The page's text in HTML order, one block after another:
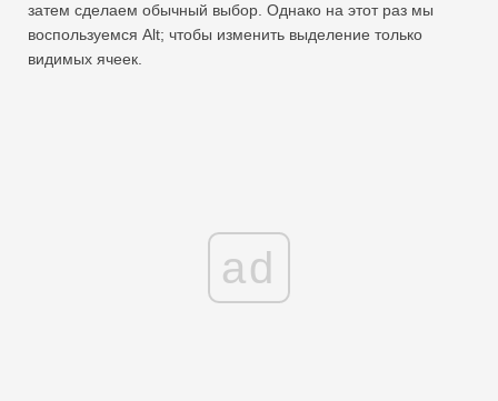
затем сделаем обычный выбор. Однако на этот раз мы
воспользуемся Alt; чтобы изменить выделение только
видимых ячеек.
ad